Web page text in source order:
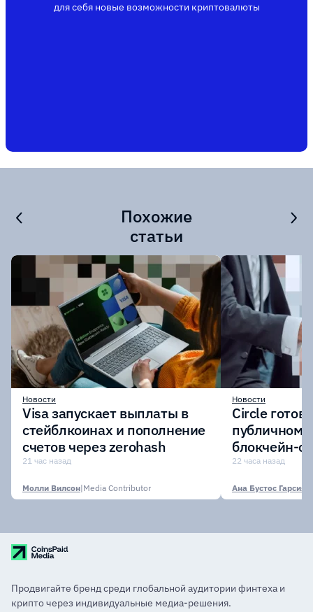
для себя новые возможности криптовалюты
Похожие
статьи
Новости
Visa запускает выплаты в
стейблкоинах и пополнение
счетов через zerohash
21 час назад
Молли Вилсон|Media Contributor
Новости
Circle
публичному
блокчейн-
участии
22 часа назад
Ана Бустос Гарсия
Продвигайте бренд среди глобальной аудитории финтеха и
крипто через индивидуальные медиа-решения.